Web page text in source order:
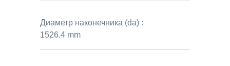
Диаметр наконечника (da) :
1526.4 mm